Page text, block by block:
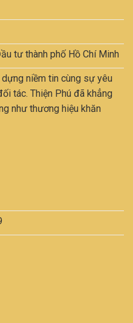
tư thành phố Hồ Chí Minh
niềm tin cùng sự yêu
tác. Thiện Phú đã khẳng
như thương hiệu khăn